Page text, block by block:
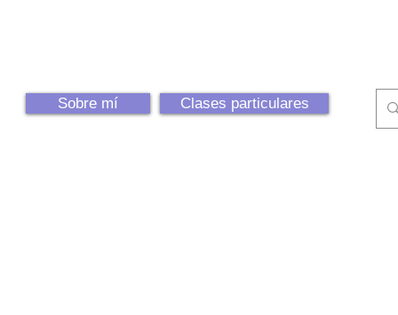
Sobre mí Clases particulares